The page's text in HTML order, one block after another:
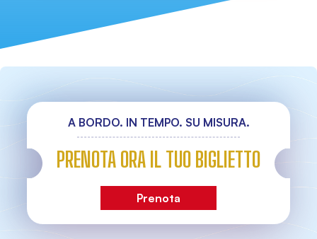
A BORDO. IN TEMPO. SU MISURA.
PRENOTA ORA IL TUO BIGLIETTO
Prenota